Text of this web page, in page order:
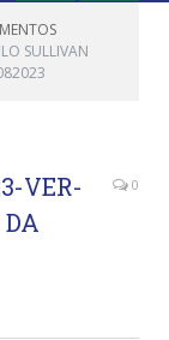
SULLIVAN
VER-
0